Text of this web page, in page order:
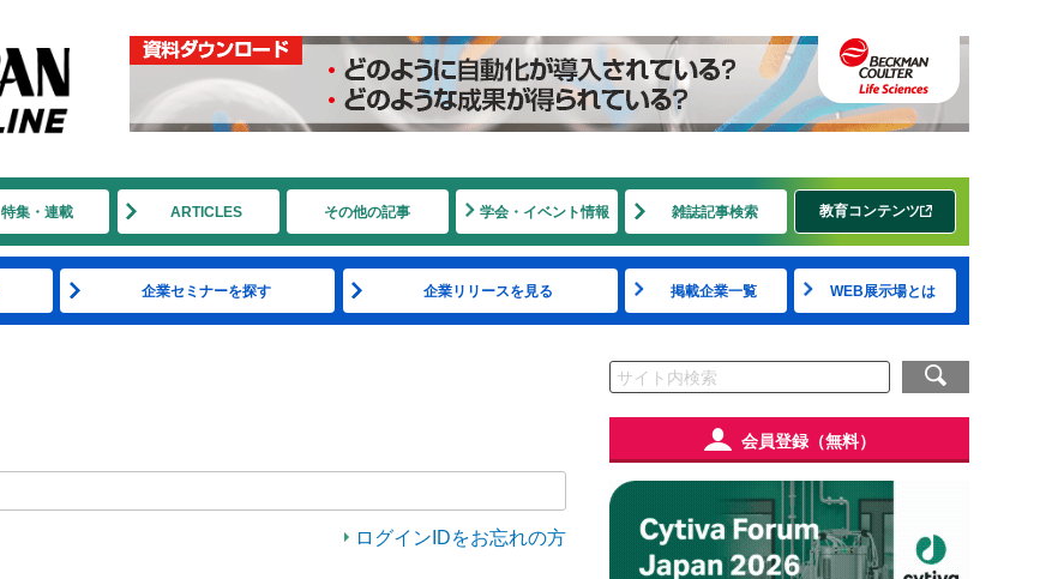
特集・連載 ARTICLES その他の記事 学会・イベント情報 雑誌記事検索 教育コンテンツ
企業セミナーを探す 企業リリースを見る 掲載企業一覧 WEB展示場とは
ログインIDをお忘れの方
会員登録（無料）